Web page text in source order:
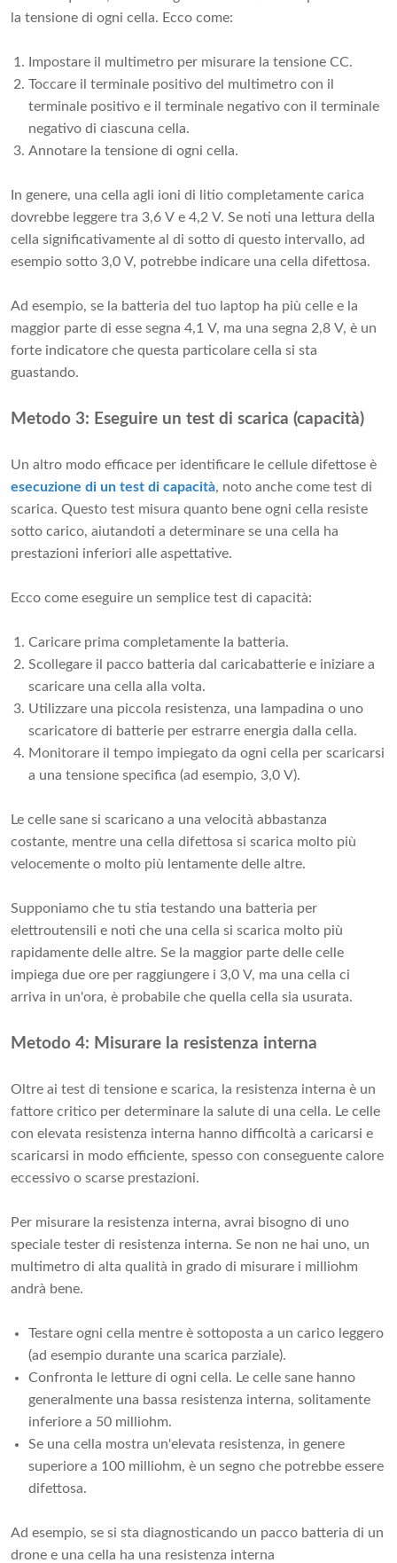
la tensione di ogni cella. Ecco come:
Impostare il multimetro per misurare la tensione CC.
Toccare il terminale positivo del multimetro con il
terminale positivo e il terminale negativo con il terminale
negativo di ciascuna cella.
Annotare la tensione di ogni cella.
In genere, una cella agli ioni di litio completamente carica
dovrebbe leggere tra 3,6 V e 4,2 V. Se noti una lettura della
cella significativamente al di sotto di questo intervallo, ad
esempio sotto 3,0 V, potrebbe indicare una cella difettosa.
Ad esempio, se la batteria del tuo laptop ha più celle e la
maggior parte di esse segna 4,1 V, ma una segna 2,8 V, è un
forte indicatore che questa particolare cella si sta
guastando.
Metodo 3: Eseguire un test di scarica (capacità)
Un altro modo efficace per identificare le cellule difettose è
esecuzione di un test di capacità, noto anche come test di
scarica. Questo test misura quanto bene ogni cella resiste
sotto carico, aiutandoti a determinare se una cella ha
prestazioni inferiori alle aspettative.
Ecco come eseguire un semplice test di capacità:
Caricare prima completamente la batteria.
Scollegare il pacco batteria dal caricabatterie e iniziare a
scaricare una cella alla volta.
Utilizzare una piccola resistenza, una lampadina o uno
scaricatore di batterie per estrarre energia dalla cella.
Monitorare il tempo impiegato da ogni cella per scaricarsi
a una tensione specifica (ad esempio, 3,0 V).
Le celle sane si scaricano a una velocità abbastanza
costante, mentre una cella difettosa si scarica molto più
velocemente o molto più lentamente delle altre.
Supponiamo che tu stia testando una batteria per
elettroutensili e noti che una cella si scarica molto più
rapidamente delle altre. Se la maggior parte delle celle
impiega due ore per raggiungere i 3,0 V, ma una cella ci
arriva in un'ora, è probabile che quella cella sia usurata.
Metodo 4: Misurare la resistenza interna
Oltre ai test di tensione e scarica, la resistenza interna è un
fattore critico per determinare la salute di una cella. Le celle
con elevata resistenza interna hanno difficoltà a caricarsi e
scaricarsi in modo efficiente, spesso con conseguente calore
eccessivo o scarse prestazioni.
Per misurare la resistenza interna, avrai bisogno di uno
speciale tester di resistenza interna. Se non ne hai uno, un
multimetro di alta qualità in grado di misurare i milliohm
andrà bene.
Testare ogni cella mentre è sottoposta a un carico leggero
(ad esempio durante una scarica parziale).
Confronta le letture di ogni cella. Le celle sane hanno
generalmente una bassa resistenza interna, solitamente
inferiore a 50 milliohm.
Se una cella mostra un'elevata resistenza, in genere
superiore a 100 milliohm, è un segno che potrebbe essere
difettosa.
Ad esempio, se si sta diagnosticando un pacco batteria di un
drone e una cella ha una resistenza interna